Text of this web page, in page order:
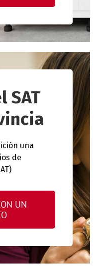
SAT
una
de
UN